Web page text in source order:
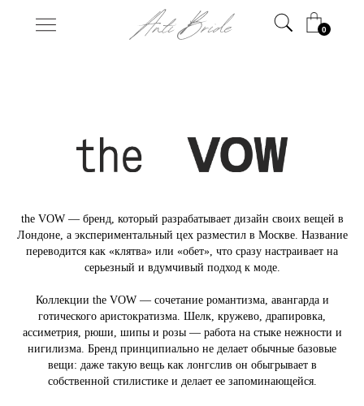
0
the VOW — бренд, который разрабатывает дизайн своих вещей в
Лондоне, а экспериментальный цех разместил в Москве. Название
переводится как «клятва» или «обет», что сразу настраивает на
серьезный и вдумчивый подход к моде.
Коллекции the VOW — сочетание романтизма, авангарда и
готического аристократизма. Шелк, кружево, драпировка,
ассиметрия, рюши, шипы и розы — работа на стыке нежности и
нигилизма. Бренд принципиально не делает обычные базовые
вещи: даже такую вещь как лонгслив он обыгрывает в
собственной стилистике и делает ее запоминающейся.